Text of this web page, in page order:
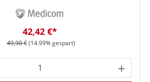
Verkaufspreis:
42,42 €*
Regulärer Preis:
49,90 €(14.99% gespart)
Gib den